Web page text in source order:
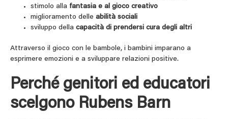
stimolo alla fantasia e al gioco creativo
miglioramento delle abilità sociali
sviluppo della capacità di prendersi cura degli altri
Attraverso il gioco con le bambole, i bambini imparano a
esprimere emozioni e a sviluppare relazioni positive.
Perché genitori ed educatori
scelgono Rubens Barn